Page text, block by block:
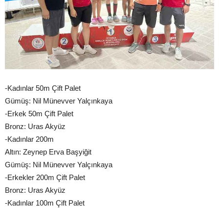
-Kadınlar 50m Çift Palet
Gümüş: Nil Münevver Yalçınkaya
-Erkek 50m Çift Palet
Bronz: Uras Akyüz
-Kadınlar 200m
Altın: Zeynep Erva Başyiğit
Gümüş: Nil Münevver Yalçınkaya
-Erkekler 200m Çift Palet
Bronz: Uras Akyüz
-Kadınlar 100m Çift Palet